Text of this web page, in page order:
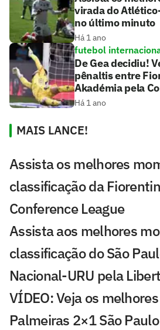
virada do
no último minuto
Há 1 ano
futebol
De Gea decidiu!
pênaltis entre
Akadémia pela
Há 1 ano
MAIS LANCE!
Assista os melhores
classificação da
Conference League
Assista aos melhores
classificação do São
Nacional-URU pela
VÍDEO: Veja os
Palmeiras 2×1 São